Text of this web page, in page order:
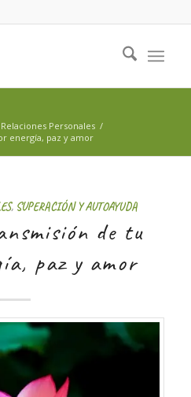
Relaciones Personales /
energía, paz y amor
, SUPERACIÓN Y AUTOAYUDA
de tu
paz y amor